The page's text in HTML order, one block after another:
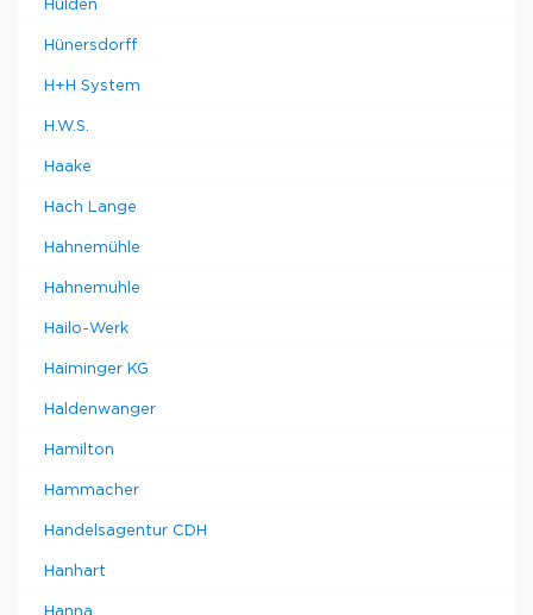
Hülden
Hünersdorff
H+H System
H.W.S.
Haake
Hach Lange
Hahnemühle
Hahnemuhle
Hailo-Werk
Haiminger KG
Haldenwanger
Hamilton
Hammacher
Handelsagentur CDH
Hanhart
Hanna